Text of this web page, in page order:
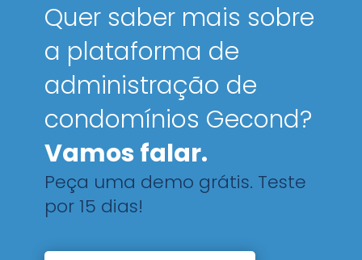
Quer saber mais sobre
a plataforma de
administração de
condomínios Gecond?
Vamos falar.
Peça uma demo grátis. Teste
por 15 dias!